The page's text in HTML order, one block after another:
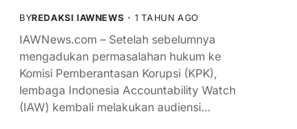
BYREDAKSI IAWNEWS 1 TAHUN AGO
IAWNews.com – Setelah sebelumnya
mengadukan permasalahan hukum ke
Komisi Pemberantasan Korupsi (KPK),
lembaga Indonesia Accountability Watch
(IAW) kembali melakukan audiensi…